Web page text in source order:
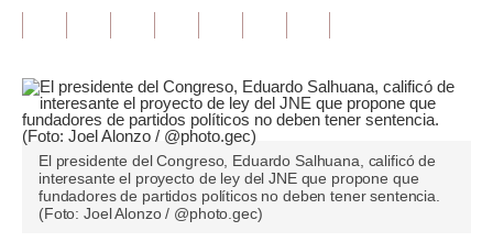
Opinión
Editorial
Pregunta de hoy
El presidente del Congreso, Eduardo Salhuana, calificó de
interesante el proyecto de ley del JNE que propone que
fundadores de partidos políticos no deben tener sentencia.
(Foto: Joel Alonzo / @photo.gec)